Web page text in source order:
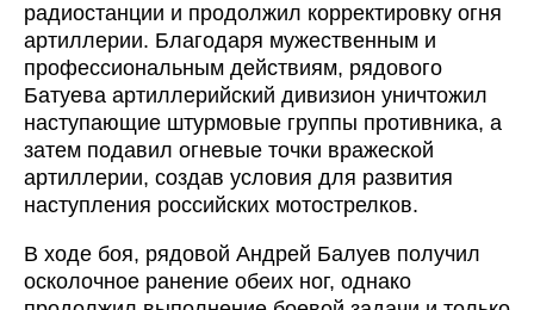
радиостанции и продолжил корректировку огня
артиллерии. Благодаря мужественным и
профессиональным действиям, рядового
Батуева артиллерийский дивизион уничтожил
наступающие штурмовые группы противника, а
затем подавил огневые точки вражеской
артиллерии, создав условия для развития
наступления российских мотострелков.
В ходе боя, рядовой Андрей Балуев получил
осколочное ранение обеих ног, однако